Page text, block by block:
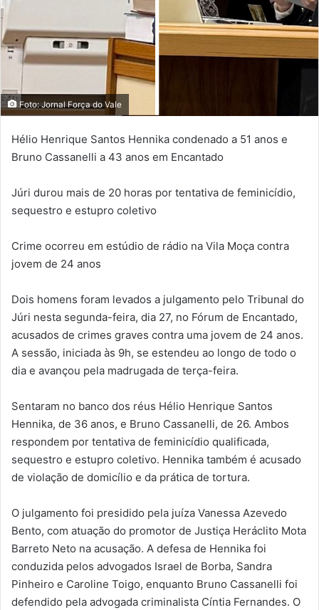
Foto: Jornal Força do Vale
Hélio Henrique Santos Hennika condenado a 51 anos e
Bruno Cassanelli a 43 anos em Encantado
Júri durou mais de 20 horas por tentativa de feminicídio,
sequestro e estupro coletivo
Crime ocorreu em estúdio de rádio na Vila Moça contra
jovem de 24 anos
Dois homens foram levados a julgamento pelo Tribunal do
Júri nesta segunda-feira, dia 27, no Fórum de Encantado,
acusados de crimes graves contra uma jovem de 24 anos.
A sessão, iniciada às 9h, se estendeu ao longo de todo o
dia e avançou pela madrugada de terça-feira.
Sentaram no banco dos réus Hélio Henrique Santos
Hennika, de 36 anos, e Bruno Cassanelli, de 26. Ambos
respondem por tentativa de feminicídio qualificada,
sequestro e estupro coletivo. Hennika também é acusado
de violação de domicílio e da prática de tortura.
O julgamento foi presidido pela juíza Vanessa Azevedo
Bento, com atuação do promotor de Justiça Heráclito Mota
Barreto Neto na acusação. A defesa de Hennika foi
conduzida pelos advogados Israel de Borba, Sandra
Pinheiro e Caroline Toigo, enquanto Bruno Cassanelli foi
defendido pela advogada criminalista Cíntia Fernandes. O